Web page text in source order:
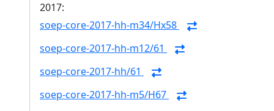
2017:
soep-core-2017-hh-m34/Hx58
soep-core-2017-hh-m12/61
soep-core-2017-hh/61
soep-core-2017-hh-m5/H67